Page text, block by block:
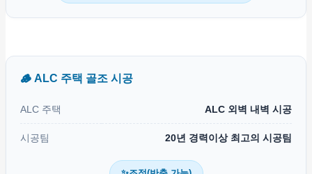
🪵 ALC 주택 골조 시공
ALC 주택 ALC 외벽 내벽 시공
시공팀 20년 경력이상 최고의 시공팀